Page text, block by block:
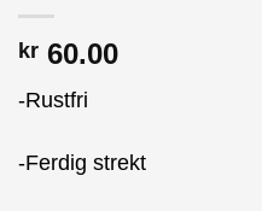
kr 60.00
-Rustfri
-Ferdig strekt